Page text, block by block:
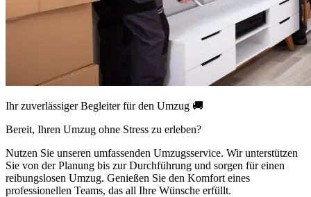
Ihr zuverlässiger Begleiter für den Umzug 🚚
Bereit, Ihren Umzug ohne Stress zu erleben?
Nutzen Sie unseren umfassenden Umzugsservice. Wir unterstützen
Sie von der Planung bis zur Durchführung und sorgen für einen
reibungslosen Umzug. Genießen Sie den Komfort eines
professionellen Teams, das all Ihre Wünsche erfüllt.